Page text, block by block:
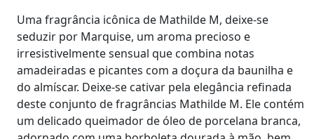
​Uma fragrância icônica de Mathilde M, deixe-se
seduzir por Marquise, um aroma precioso e
irresistivelmente sensual que combina notas
amadeiradas e picantes com a doçura da baunilha e
do almíscar. Deixe-se cativar pela elegância refinada
deste conjunto de fragrâncias Mathilde M. Ele contém
um delicado queimador de óleo de porcelana branca,